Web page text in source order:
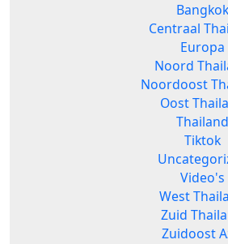
Bangkok
Centraal
Europa
Noord
Noordoost
Oost
Thailand
Tiktok
Video's
West
Zuid
Zuidoost